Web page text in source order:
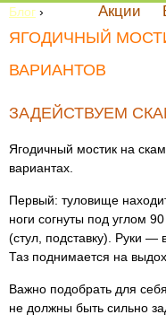
Акции
Блог ›
ЯГОДИЧНЫЙ
ВАРИАНТОВ
ЗАДЕЙСТВУЕМ
Ягодичный мостик на
вариантах.
Первый: туловище
ноги согнуты под углом
(стул, подставку). Руки —
Таз поднимается на
Важно подобрать для
не должны быть сильно